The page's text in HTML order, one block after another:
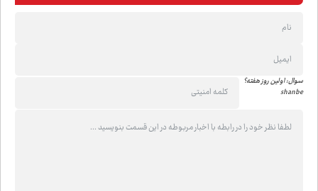
سوال: اولین روز هفته؟
shanbe